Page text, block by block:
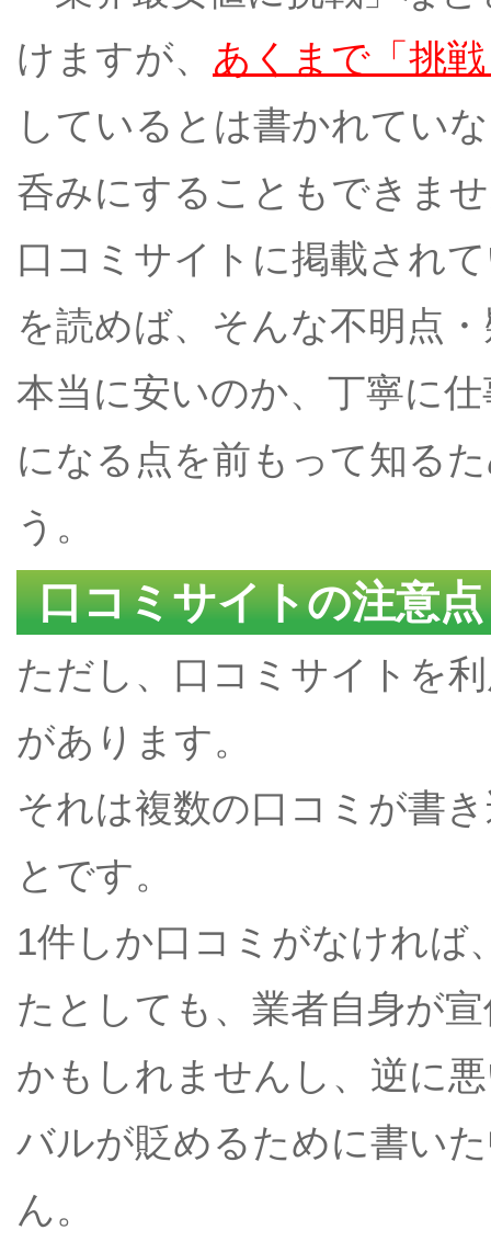
けますが、 あくまで「挑
しているとは書かれてい
呑みにすることもできま
口コミサイトに掲載され
を読めば、そんな不明点
本当に安いのか、丁寧に
になる点を前もって知る
う。
口コミサイトの注意点
ただし、口コミサイトを
があります。
それは複数の口コミが書
とです。
1件しか口コミがなければ
たとしても、業者自身が
かもしれませんし、逆に
バルが貶めるために書い
ん。